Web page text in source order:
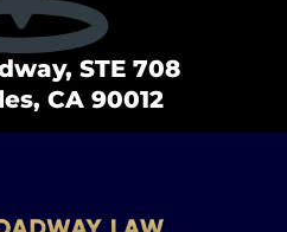
STE 708
CA 90012